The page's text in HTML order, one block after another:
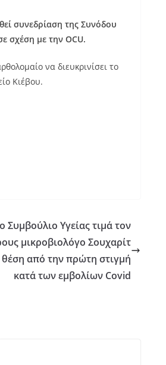
συνεδρίαση της Συνόδου
σχέση με την OCU.
να διευκρινίσει το
Κιέβου.
Συμβούλιο Υγείας τιμά τον
μικροβιολόγο Σουχαρίτ
από την πρώτη στιγμή
κατά των εμβολίων Covid